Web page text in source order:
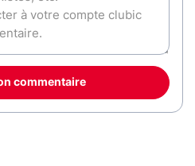
commentaire